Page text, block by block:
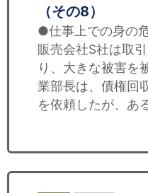
（その8）
●仕事上での身の
販売会社S社は取
り、大きな被害を
業部長は、債権回
を依頼したが、あ